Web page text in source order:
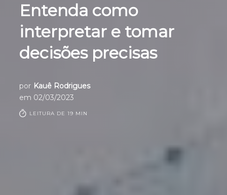
Entenda como
interpretar e tomar
decisões precisas
por Kauê Rodrigues
em 02/03/2023
LEITURA DE 19 MIN